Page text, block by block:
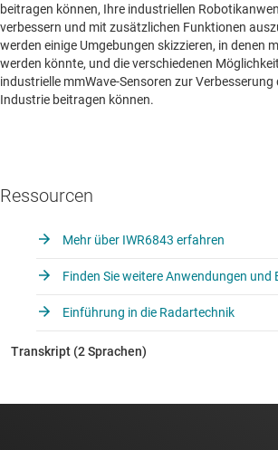
beitragen können, Ihre industriellen
verbessern und mit zusätzlichen Funktionen
werden einige Umgebungen skizzieren, in denen
werden könnte, und die verschiedenen
industrielle mmWave-Sensoren zur Verbesserung
Industrie beitragen können.
Ressourcen
Mehr über IWR6843 erfahren
Finden Sie weitere Anwendungen und
Einführung in die Radartechnik